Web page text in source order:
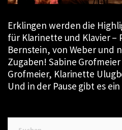
Erklingen werden die
für Klarinette und Klavier –
Bernstein, von Weber und
Zugaben! Sabine Grofmeier
Grofmeier, Klarinette
Und in der Pause gibt es